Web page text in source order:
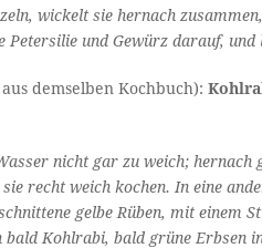
wickelt sie hernach
und Gewürz darauf, und
demselben Kochbuch):
nicht gar zu weich; hernach
recht weich kochen. In eine
gelbe Rüben, mit einem
Kohlrabi, bald grüne Erbsen